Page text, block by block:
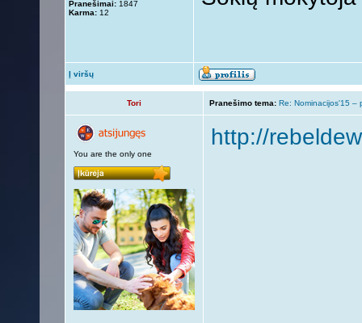
Pranešimai: 1847
Karma: 12
Į viršų
Tori Pranešimo tema: Re: Nominacijos'15 –
You are the only one
http://